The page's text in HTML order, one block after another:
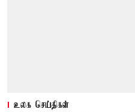
உலக செய்திகள்